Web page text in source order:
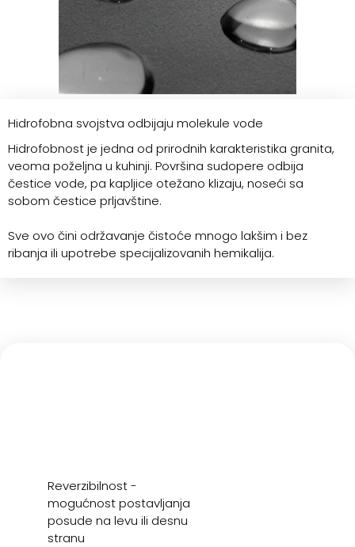
Hidrofobna svojstva odbijaju molekule vode
Hidrofobnost je jedna od prirodnih karakteristika granita,
veoma poželjna u kuhinji. Površina sudopere odbija
čestice vode, pa kapljice otežano klizaju, noseći sa
sobom čestice prljavštine.
Sve ovo čini održavanje čistoće mnogo lakšim i bez
ribanja ili upotrebe specijalizovanih hemikalija.
Reverzibilnost -
mogućnost postavljanja
posude na levu ili desnu
stranu